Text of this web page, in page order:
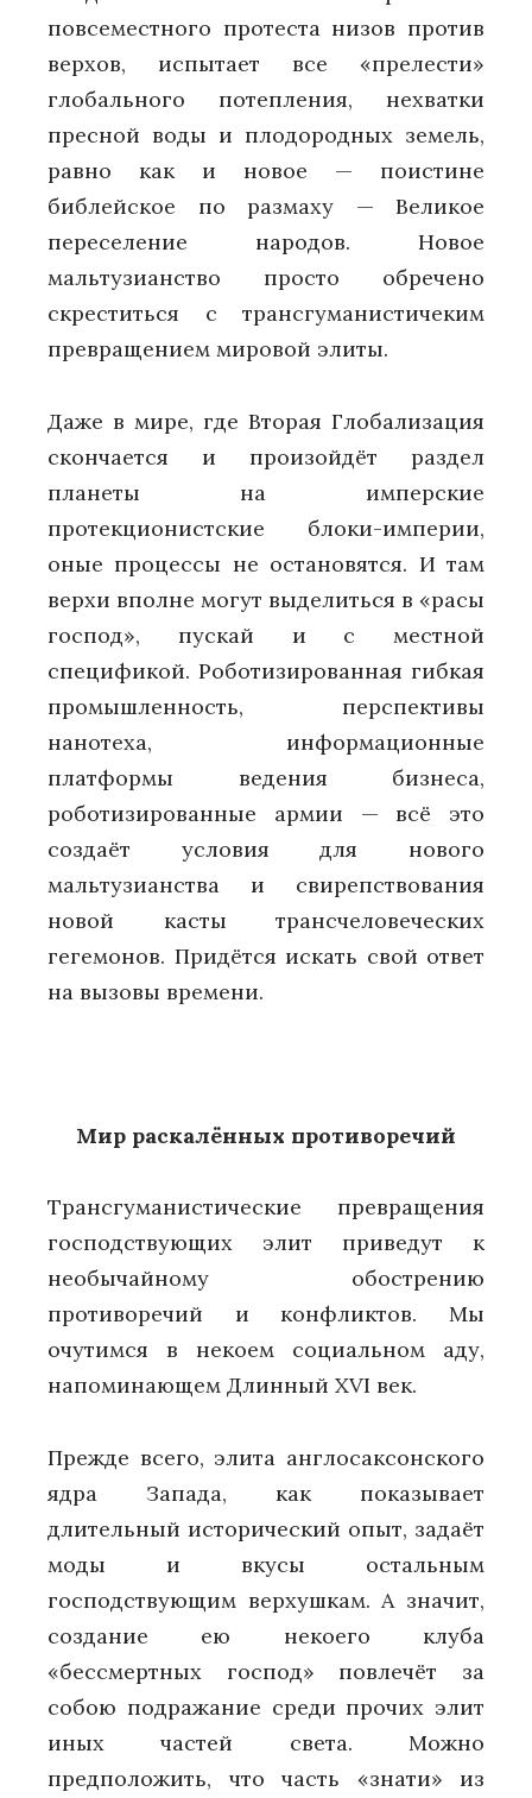
повсеместного протеста низов против
верхов, испытает все «прелести»
глобального потепления, нехватки
пресной воды и плодородных земель,
равно как и новое — поистине
библейское по размаху — Великое
переселение народов. Новое
мальтузианство просто обречено
скреститься с трансгуманистичеким
превращением мировой элиты.
Даже в мире, где Вторая Глобализация
скончается и произойдёт раздел
планеты на имперские
протекционистские блоки-империи,
оные процессы не остановятся. И там
верхи вполне могут выделиться в «расы
господ», пускай и с местной
спецификой. Роботизированная гибкая
промышленность, перспективы
нанотеха, информационные
платформы ведения бизнеса,
роботизированные армии — всё это
создаёт условия для нового
мальтузианства и свирепствования
новой касты трансчеловеческих
гегемонов. Придётся искать свой ответ
на вызовы времени.
Мир раскалённых противоречий
Трансгуманистические превращения
господствующих элит приведут к
необычайному обострению
противоречий и конфликтов. Мы
очутимся в некоем социальном аду,
напоминающем Длинный XVI век.
Прежде всего, элита англосаксонского
ядра Запада, как показывает
длительный исторический опыт, задаёт
моды и вкусы остальным
господствующим верхушкам. А значит,
создание ею некоего клуба
«бессмертных господ» повлечёт за
собою подражание среди прочих элит
иных частей света. Можно
предположить, что часть «знати» из